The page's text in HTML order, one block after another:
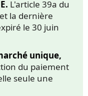
L'article 39a du
la dernière
le 30 juin
unique,
du paiement
seule une